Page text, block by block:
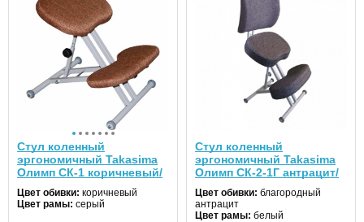
Стул коленный
эргономичный Takasima
Олимп СК-1 коричневый/
Цвет обивки: коричневый
Цвет рамы: серый
Стул коленный
эргономичный Takasima
Олимп СК-2-1Г антрацит/
Цвет обивки: благородный
антрацит
Цвет рамы: белый